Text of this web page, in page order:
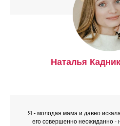
Наталья
Я - молодая мама и давно
его совершенно неожиданно -